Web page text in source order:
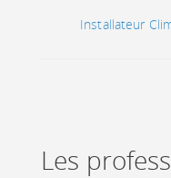
Installateur
Les